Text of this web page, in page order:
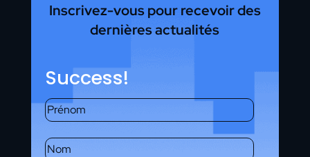
Inscrivez-vous pour recevoir des
dernières actualités
Success!